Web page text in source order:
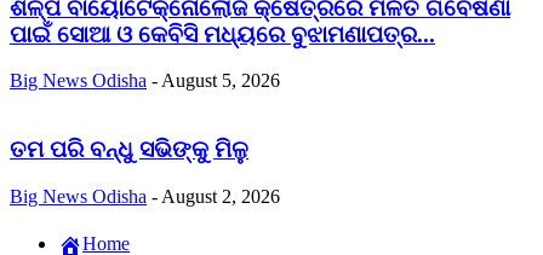
ଶିଳ୍ପ ବାୟୋଟେକ୍ନୋଲୋଜି କ୍ଷେତ୍ରରେ ମିଳିତ ଗବେଷଣା
ପାଇଁ ସୋଆ ଓ କେବିସି ମଧ୍ୟରେ ବୁଝାମଣାପତ୍ର...
Big News Odisha - August 5, 2026
ତମ ପରି ବନ୍ଧୁ ସଭିଙ୍କୁ ମିଳୁ
Big News Odisha - August 2, 2026
Home